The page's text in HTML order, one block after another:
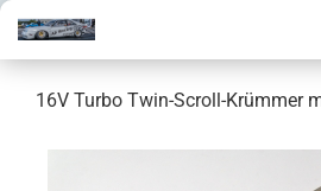
16V Turbo Twin-Scroll-Krümmer